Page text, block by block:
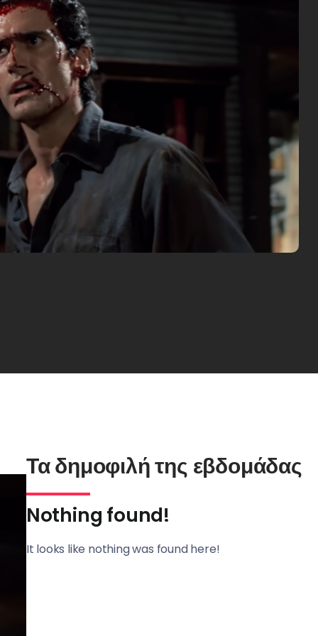
Τα δημοφιλή της εβδομάδας
Nothing found!
It looks like nothing was found here!